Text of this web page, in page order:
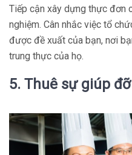
Tiếp cận xây dựng thực đơn
nghiệm. Cân nhắc việc tổ
được đề xuất của bạn, nơi
trung thực của họ.
5. Thuê sự giúp